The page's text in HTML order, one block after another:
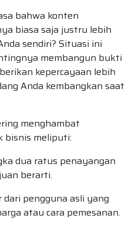
bahwa konten
biasa saja justru lebih
sendiri? Situasi ini
membangun bukti
kepercayaan lebih
Anda kembangkan saat
menghambat
bisnis meliputi:
dua ratus penayangan
berarti.
pengguna asli yang
atau cara pemesanan.